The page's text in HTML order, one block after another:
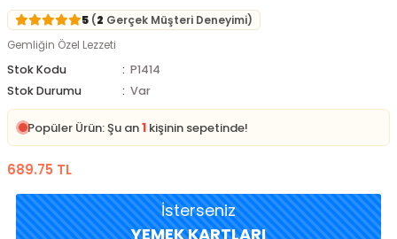
5 (2 Gerçek Müşteri Deneyimi)
Gemliğin Özel Lezzeti
Stok Kodu
P1414
Stok Durumu
Var
Popüler Ürün: Şu an1 kişinin sepetinde!
689.75 TL
İsterseniz
YEMEK KARTLARI